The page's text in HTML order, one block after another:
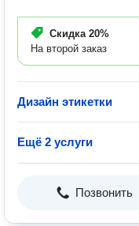
Скидка 20%
На второй заказ
Дизайн этикетки
Ещё 2 услуги
Позвонить